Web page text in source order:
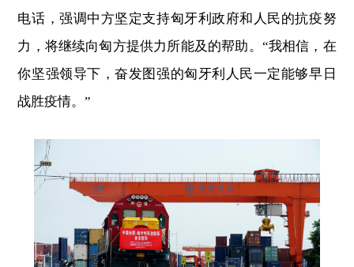
电话，强调中方坚定支持匈牙利政府和人民的抗疫努
力，将继续向匈方提供力所能及的帮助。“我相信，在
你坚强领导下，奋发图强的匈牙利人民一定能够早日
战胜疫情。”